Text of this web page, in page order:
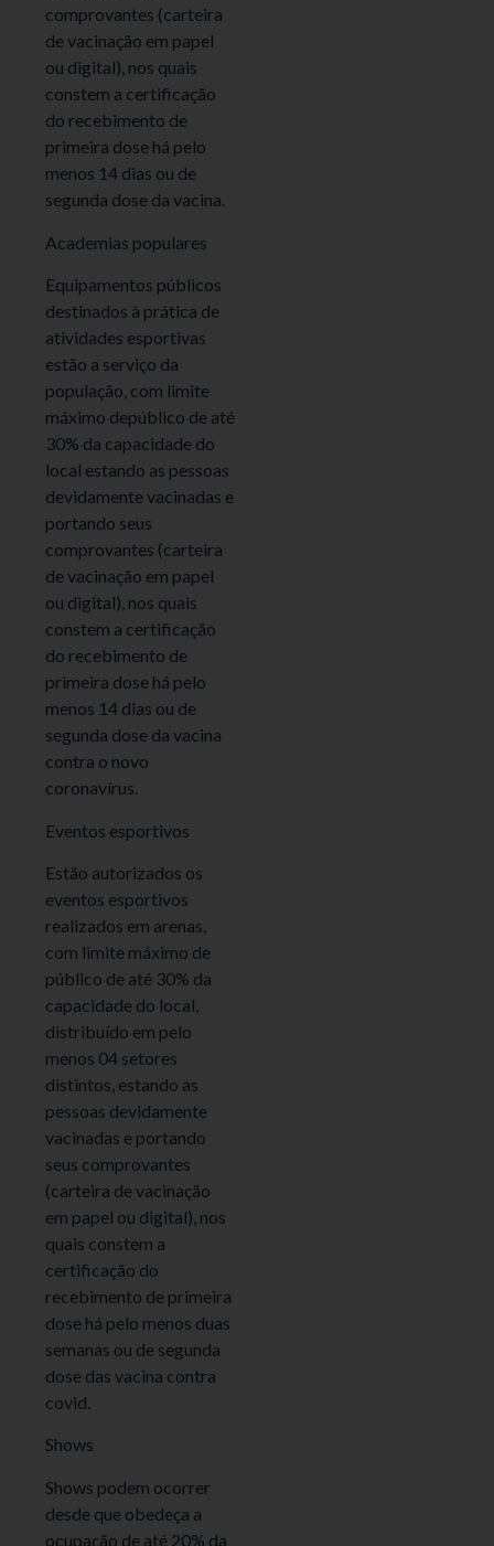
comprovantes (carteira
de vacinação em papel
ou digital), nos quais
constem a certificação
do recebimento de
primeira dose há pelo
menos 14 dias ou de
segunda dose da vacina.
Academias populares
Equipamentos públicos
destinados à prática de
atividades esportivas
estão a serviço da
população, com limite
máximo depúblico de até
30% da capacidade do
local estando as pessoas
devidamente vacinadas e
portando seus
comprovantes (carteira
de vacinação em papel
ou digital), nos quais
constem a certificação
do recebimento de
primeira dose há pelo
menos 14 dias ou de
segunda dose da vacina
contra o novo
coronavírus.
Eventos esportivos
Estão autorizados os
eventos esportivos
realizados em arenas,
com limite máximo de
público de até 30% da
capacidade do local,
distribuído em pelo
menos 04 setores
distintos, estando as
pessoas devidamente
vacinadas e portando
seus comprovantes
(carteira de vacinação
em papel ou digital), nos
quais constem a
certificação do
recebimento de primeira
dose há pelo menos duas
semanas ou de segunda
dose das vacina contra
covid.
Shows
Shows podem ocorrer
desde que obedeça a
ocupação de até 20% da